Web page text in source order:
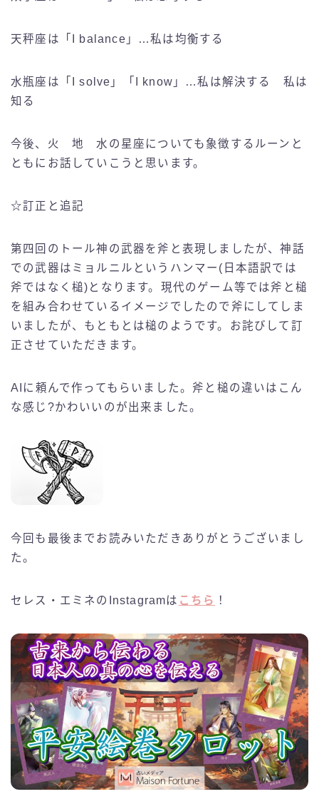
天秤座は「I balance」…私は均衡する
水瓶座は「I solve」「I know」…私は解決する 私は
知る
今後、火 地 水の星座についても象徴するルーンと
ともにお話していこうと思います。
☆訂正と追記
第四回のトール神の武器を斧と表現しましたが、神話
での武器はミョルニルというハンマー(日本語訳では
斧ではなく槌)となります。現代のゲーム等では斧と槌
を組み合わせているイメージでしたので斧にしてしま
いましたが、もともとは槌のようです。お詫びして訂
正させていただきます。
AIに頼んで作ってもらいました。斧と槌の違いはこん
な感じ?かわいいのが出来ました。
今回も最後までお読みいただきありがとうございまし
た。
セレス・エミネのInstagramは こちら ！